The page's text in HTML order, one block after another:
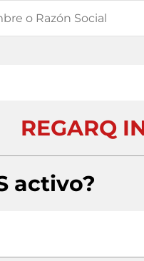
REGARQ
activo?